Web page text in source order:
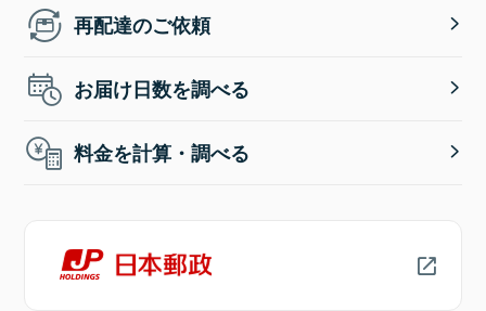
再配達のご依頼
お届け日数を調べる
料金を計算・調べる